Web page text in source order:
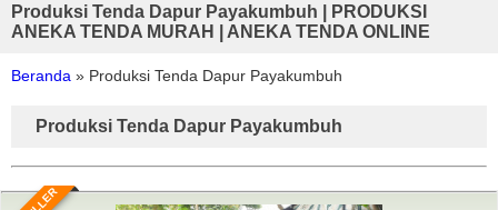
Produksi Tenda Dapur Payakumbuh | PRODUKSI
ANEKA TENDA MURAH | ANEKA TENDA ONLINE
Beranda » Produksi Tenda Dapur Payakumbuh
Produksi Tenda Dapur Payakumbuh